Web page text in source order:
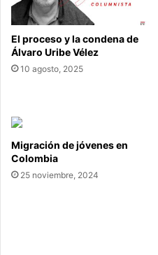
El proceso y la condena de
Álvaro Uribe Vélez
10 agosto, 2025
Migración de jóvenes en
Colombia
25 noviembre, 2024